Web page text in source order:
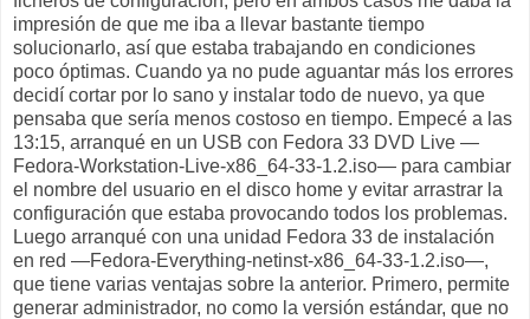
impresión de que me iba a llevar bastante tiempo
solucionarlo, así que estaba trabajando en condiciones
poco óptimas. Cuando ya no pude aguantar más los errores
decidí cortar por lo sano y instalar todo de nuevo, ya que
pensaba que sería menos costoso en tiempo. Empecé a las
13:15, arranqué en un USB con Fedora 33 DVD Live —
Fedora-Workstation-Live-x86_64-33-1.2.iso— para cambiar
el nombre del usuario en el disco home y evitar arrastrar la
configuración que estaba provocando todos los problemas.
Luego arranqué con una unidad Fedora 33 de instalación
en red —Fedora-Everything-netinst-x86_64-33-1.2.iso—,
que tiene varias ventajas sobre la anterior. Primero, permite
generar administrador, no como la versión estándar, que no